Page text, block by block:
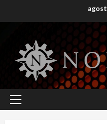
to
Primary